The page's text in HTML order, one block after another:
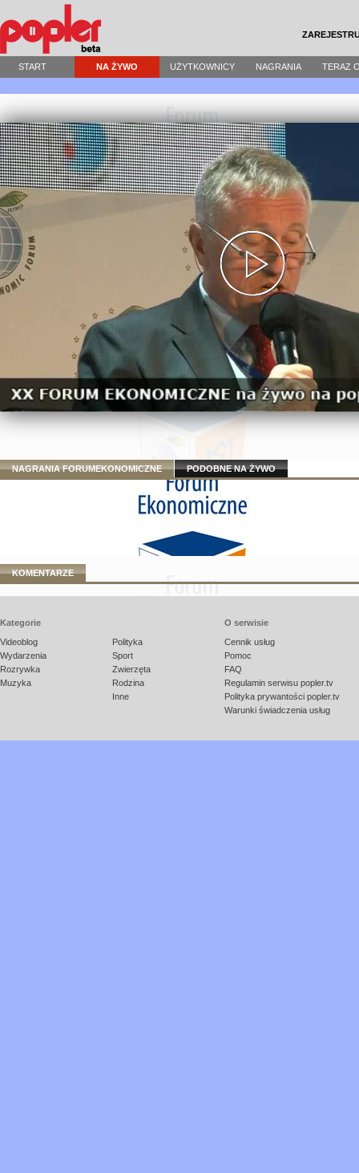
START NA ŻYWO UŻYTKOWNICY NAGRANIA TERAZ
NAGRANIA FORUMEKONOMICZNE PODOBNE NA ŻYWO
KOMENTARZE
Kategorie
Videoblog
Wydarzenia
Rozrywka
Muzyka
Polityka
Sport
Zwierzęta
Rodzina
Inne
O serwisie
Cennik usług
Pomoc
FAQ
Regulamin serwisu popler.tv
Polityka prywantości popler.tv
Warunki świadczenia usług